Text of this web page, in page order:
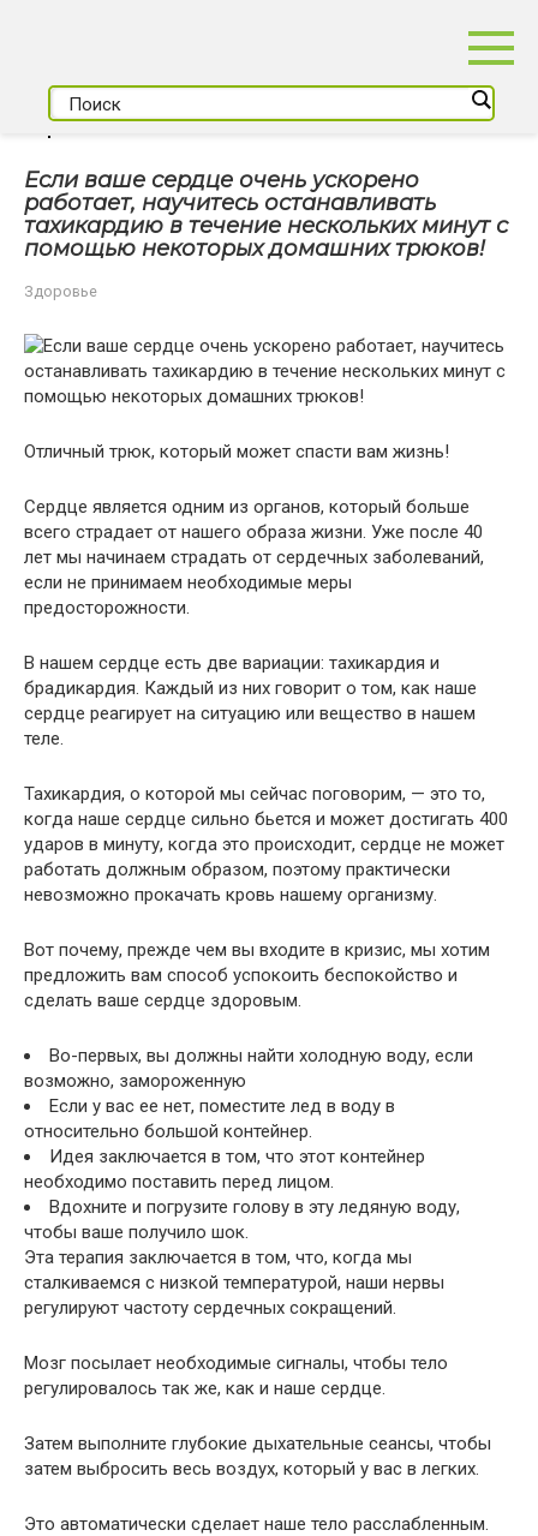
Если ваше сердце очень ускорено
работает, научитесь останавливать
тахикардию в течение нескольких минут с
помощью некоторых домашних трюков!
Здоровье
Отличный трюк, который может спасти вам жизнь!
Сердце является одним из органов, который больше
всего страдает от нашего образа жизни. Уже после 40
лет мы начинаем страдать от сердечных заболеваний,
если не принимаем необходимые меры
предосторожности.
В нашем сердце есть две вариации: тахикардия и
брадикардия. Каждый из них говорит о том, как наше
сердце реагирует на ситуацию или вещество в нашем
теле.
Тахикардия, о которой мы сейчас поговорим, — это то,
когда наше сердце сильно бьется и может достигать 400
ударов в минуту, когда это происходит, сердце не может
работать должным образом, поэтому практически
невозможно прокачать кровь нашему организму.
Вот почему, прежде чем вы входите в кризис, мы хотим
предложить вам способ успокоить беспокойство и
сделать ваше сердце здоровым.
Во-первых, вы должны найти холодную воду, если
возможно, замороженную
Если у вас ее нет, поместите лед в воду в
относительно большой контейнер.
Идея заключается в том, что этот контейнер
необходимо поставить перед лицом.
Вдохните и погрузите голову в эту ледяную воду,
чтобы ваше получило шок.
Эта терапия заключается в том, что, когда мы
сталкиваемся с низкой температурой, наши нервы
регулируют частоту сердечных сокращений.
Мозг посылает необходимые сигналы, чтобы тело
регулировалось так же, как и наше сердце.
Затем выполните глубокие дыхательные сеансы, чтобы
затем выбросить весь воздух, который у вас в легких.
Это автоматически сделает наше тело расслабленным.